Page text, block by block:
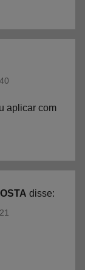
aplicar com
disse: